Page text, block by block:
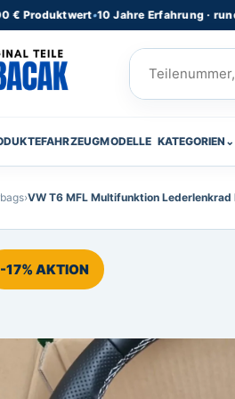
•10 Jahre Erfahrung · rund 50
FAHRZEUGMODELLE KATEGORIEN ⌄
›VW T6 MFL Multifunktion
-17% AKTION